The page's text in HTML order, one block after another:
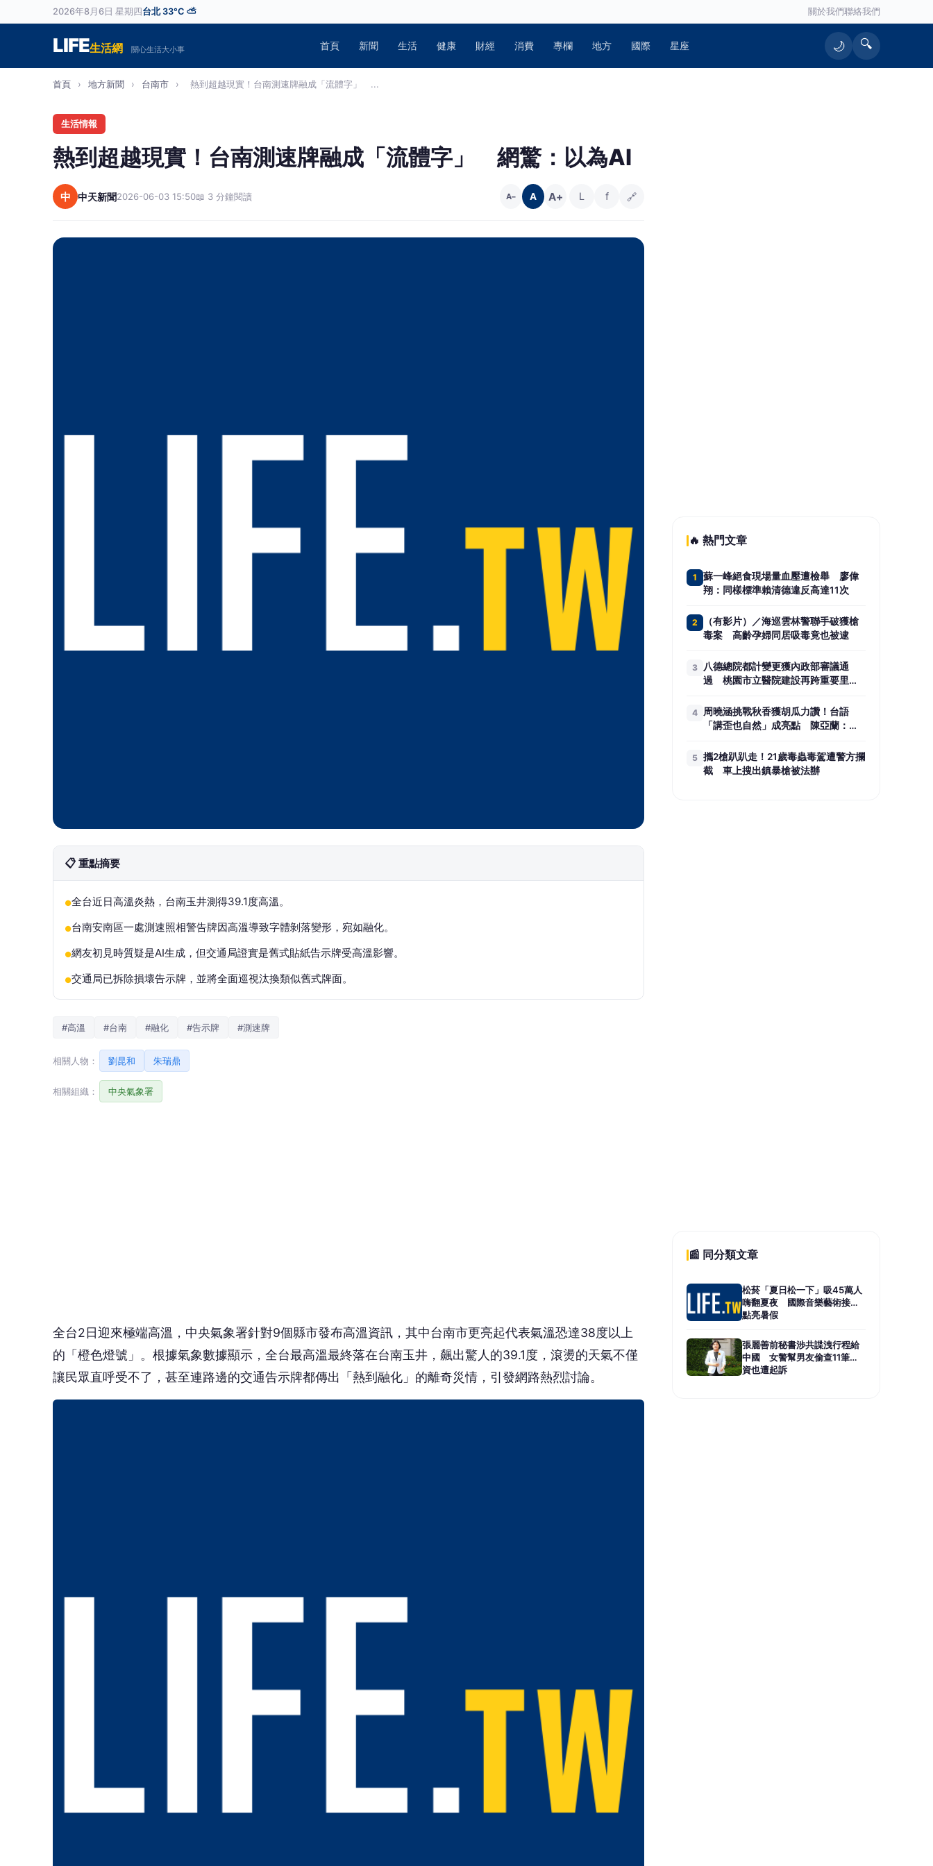
2026年8月6日 星期四 台北 33°C ⛅ 關於我們聯絡我們
LIFE生活網 關心生活大小事 首頁 新聞 生活 健康 財經 消費 專欄 地方 國際 星座 🌙 🔍
首頁 › 地方新聞 › 台南市 › 熱到超越現實！台南測速牌融成「流體字」 ...
生活情報
熱到超越現實！台南測速牌融成「流體字」 網驚：以為AI
中 中天新聞2026-06-03 15:50📖 3 分鐘閱讀 A− A A+ L f 🔗
📋 重點摘要
●全台近日高溫炎熱，台南玉井測得39.1度高溫。
●台南安南區一處測速照相警告牌因高溫導致字體剝落變形，宛如融化。
●網友初見時質疑是AI生成，但交通局證實是舊式貼紙告示牌受高溫影響。
●交通局已拆除損壞告示牌，並將全面巡視汰換類似舊式牌面。
#高溫 #台南 #融化 #告示牌 #測速牌
相關人物： 劉昆和 朱瑞鼎
相關組織： 中央氣象署
全台2日迎來極端高溫，中央氣象署針對9個縣市發布高溫資訊，其中台南市更亮起代表氣溫恐達38度以上
的「橙色燈號」。根據氣象數據顯示，全台最高溫最終落在台南玉井，飆出驚人的39.1度，滾燙的天氣不僅
讓民眾直呼受不了，甚至連路邊的交通告示牌都傳出「熱到融化」的離奇災情，引發網路熱烈討論。
🔥 熱門文章
1
蘇一峰絕食現場量血壓遭檢舉 廖偉
翔：同樣標準賴清德違反高達11次
2
（有影片）／海巡雲林警聯手破獲槍
毒案 高齡孕婦同居吸毒竟也被逮
3
八德總院都計變更獲內政部審議通
過 桃園市立醫院建設再跨重要里程
4 周曉涵挑戰秋香獲胡瓜力讚！台語
「講歪也自然」成亮點 陳亞蘭：她
5 攜2槍趴趴走！21歲毒蟲毒駕遭警方攔
截 車上搜出鎮暴槍被法辦
📰 同分類文章
松菸「夏日松一下」吸45萬人
嗨翻夏夜 國際音樂藝術接力
點亮暑假
張麗善前秘書涉共諜洩行程給
中國 女警幫男友偷查11筆個
資也遭起訴